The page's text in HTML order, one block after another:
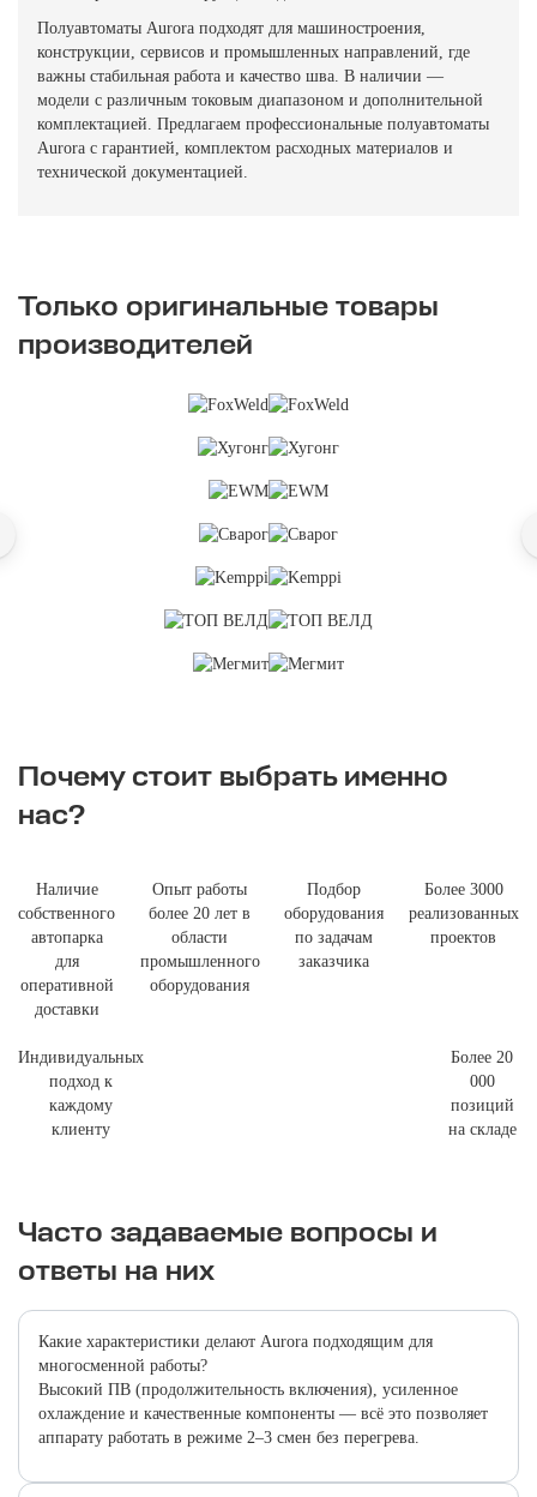
Полуавтоматы Aurora подходят для машиностроения,
конструкции, сервисов и промышленных направлений, где
важны стабильная работа и качество шва. В наличии —
модели с различным токовым диапазоном и дополнительной
комплектацией. Предлагаем профессиональные полуавтоматы
Aurora с гарантией, комплектом расходных материалов и
технической документацией.
Только оригинальные товары
производителей
Почему стоит выбрать именно
нас?
Наличие
собственного
автопарка
для
оперативной
доставки
Опыт работы
более 20 лет в
области
промышленного
оборудования
Подбор
оборудования
по задачам
заказчика
Более 3000
реализованных
проектов
Индивидуальных
подход к
каждому
клиенту
Более 20
000
позиций
на складе
Часто задаваемые вопросы и
ответы на них
Какие характеристики делают Aurora подходящим для
многосменной работы?
Высокий ПВ (продолжительность включения), усиленное
охлаждение и качественные компоненты — всё это позволяет
аппарату работать в режиме 2–3 смен без перегрева.